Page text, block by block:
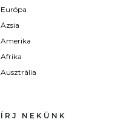
Európa
Ázsia
Amerika
Afrika
Ausztrália
ÍRJ NEKÜNK